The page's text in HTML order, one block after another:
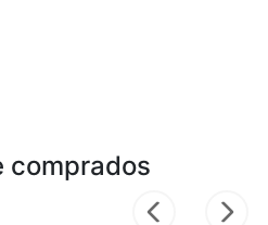
comprados